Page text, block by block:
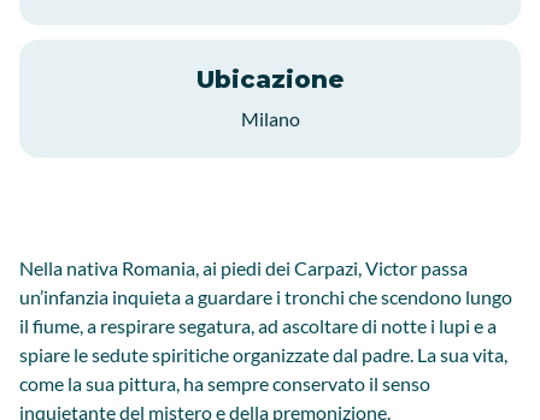
Ubicazione
Milano
Nella nativa Romania, ai piedi dei Carpazi, Victor passa
un’infanzia inquieta a guardare i tronchi che scendono lungo
il fiume, a respirare segatura, ad ascoltare di notte i lupi e a
spiare le sedute spiritiche organizzate dal padre. La sua vita,
come la sua pittura, ha sempre conservato il senso
inquietante del mistero e della premonizione.